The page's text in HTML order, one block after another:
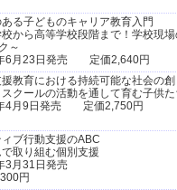
る子どものキャリア教育入門
校から高等学校段階まで！学校現
～
6月23日発売 定価2,640円
教育における持続可能な社会の
スクールの活動を通して育む子供
4月9日発売 定価2,750円
ブ行動支援のABC
取り組む個別支援
3月31日発売
円